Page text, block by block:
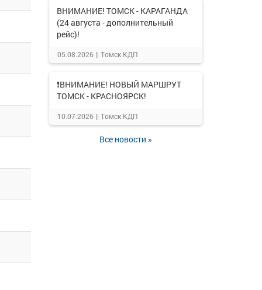
ВНИМАНИЕ! ТОМСК - КАРАГАНДА
(24 августа - дополнительный
рейс)!
05.08.2026 || Томск КДП
❗ВНИМАНИЕ! НОВЫЙ МАРШРУТ
ТОМСК - КРАСНОЯРСК!
10.07.2026 || Томск КДП
Все новости »